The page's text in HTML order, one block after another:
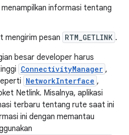
informasi tentang
mengirim pesan RTM_GETLINK .
besar developer harus
ConnectivityManager ,
NetworkInterface ,
Netlink. Misalnya, aplikasi
terbaru tentang rute saat ini
ini dengan memantau